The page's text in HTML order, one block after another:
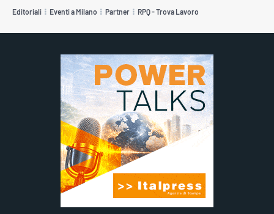
Editoriali Eventi a Milano Partner RPQ - Trova Lavoro